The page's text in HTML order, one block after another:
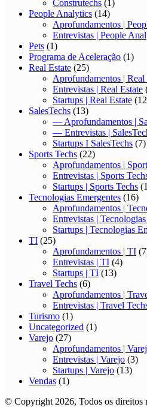
Construtechs (1)
People Analytics (14)
Aprofundamentos |
Entrevistas | People
Pets (1)
Programa de Aceleração (1)
Real Estate (25)
Aprofundamentos | Real
Entrevistas | Real Estate
Startups | Real Estate
SalesTechs (13)
— Aprofundamentos |
— Entrevistas |
Startups I SalesTechs (7)
Sports Techs (22)
Aprofundamentos |
Entrevistas | Sports
Startups | Sports Techs
Tecnologias Emergentes (16)
Aprofundamentos |
Entrevistas |
Startups | Tecnologias
TI (25)
Aprofundamentos | TI
Entrevistas | TI (4)
Startups | TI (13)
Travel Techs (6)
Aprofundamentos |
Entrevistas | Travel
Turismo (1)
Uncategorized (1)
Varejo (27)
Aprofundamentos |
Entrevistas | Varejo (3)
Startups | Varejo (13)
Vendas (1)
© Copyright 2026, Todos os direitos